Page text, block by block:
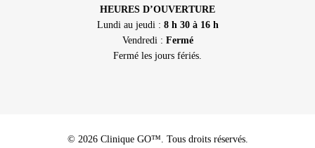
HEURES D’OUVERTURE
Lundi au jeudi : 8 h 30 à 16 h
Vendredi : Fermé
Fermé les jours fériés.
© 2026 Clinique GO™. Tous droits réservés.